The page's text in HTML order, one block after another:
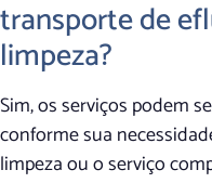
transporte de
limpeza?
Sim, os serviços podem
conforme sua
limpeza ou o serviço